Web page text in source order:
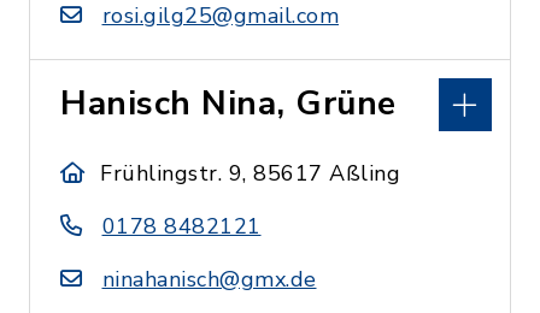
rosi.gilg25@gmail.com
Hanisch Nina, Grüne
Frühlingstr. 9, 85617 Aßling
0178 8482121
ninahanisch@gmx.de